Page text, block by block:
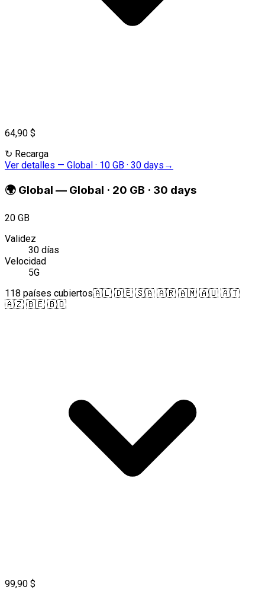
64,90 $
↻ Recarga
Ver detalles — Global · 10 GB · 30 days →
🌍 Global — Global · 20 GB · 30 days
20 GB
Validez
30 días
Velocidad
5G
118 países cubiertos🇦🇱 🇩🇪 🇸🇦 🇦🇷 🇦🇲 🇦🇺 🇦🇹
🇦🇿 🇧🇪 🇧🇴
99,90 $